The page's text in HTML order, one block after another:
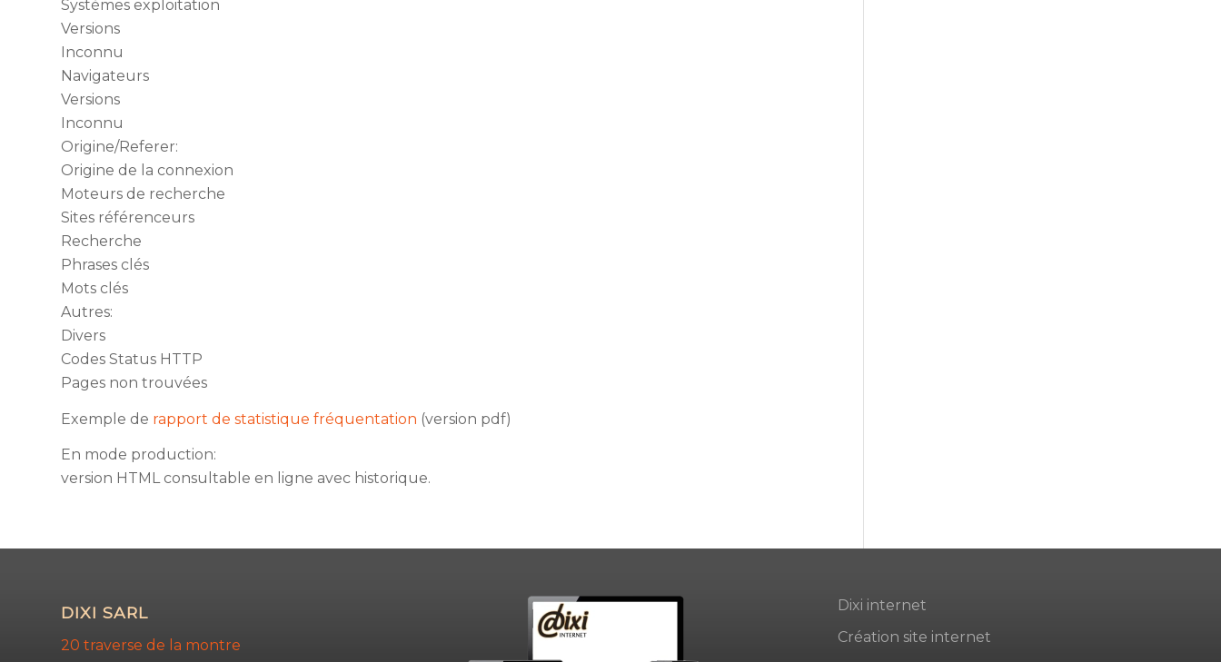
Systèmes exploitation
Versions
Inconnu
Navigateurs
Versions
Inconnu
Origine/Referer:
Origine de la connexion
Moteurs de recherche
Sites référenceurs
Recherche
Phrases clés
Mots clés
Autres:
Divers
Codes Status HTTP
Pages non trouvées
Exemple de rapport de statistique fréquentation (version pdf)
En mode production:
version HTML consultable en ligne avec historique.
DIXI SARL
20 traverse de la montre
Dixi internet
Création site internet